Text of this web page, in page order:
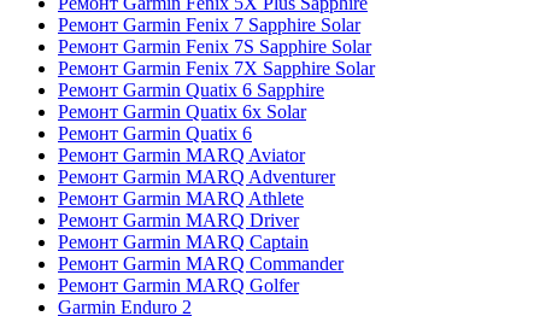
Ремонт Garmin Fenix 7 Sapphire Solar
Ремонт Garmin Fenix 7S Sapphire Solar
Ремонт Garmin Fenix 7X Sapphire Solar
Ремонт Garmin Quatix 6 Sapphire
Ремонт Garmin Quatix 6x Solar
Ремонт Garmin Quatix 6
Ремонт Garmin MARQ Aviator
Ремонт Garmin MARQ Adventurer
Ремонт Garmin MARQ Athlete
Ремонт Garmin MARQ Driver
Ремонт Garmin MARQ Captain
Ремонт Garmin MARQ Commander
Ремонт Garmin MARQ Golfer
Garmin Enduro 2